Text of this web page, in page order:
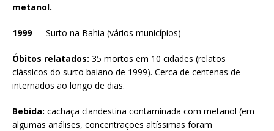
metanol.
1999— Surto na Bahia (vários municípios)
Óbitos relatados: 35 mortos em 10 cidades (relatos
clássicos do surto baiano de 1999). Cerca de centenas de
internados ao longo de dias.
Bebida: cachaça clandestina contaminada com metanol (em
algumas análises, concentrações altíssimas foram